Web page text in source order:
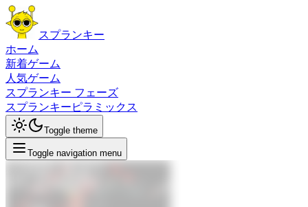
スプランキー
ホーム
新着ゲーム
人気ゲーム
スプランキー フェーズ
スプランキーピラミックス
Toggle theme
Toggle navigation menu